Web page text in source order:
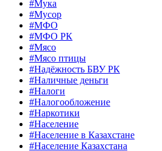
#Мука
#Мусор
#МФО
#МФО РК
#Мясо
#Мясо птицы
#Надёжность БВУ РК
#Наличные деньги
#Налоги
#Налогообложение
#Наркотики
#Население
#Население в Казахстане
#Население Казахстана